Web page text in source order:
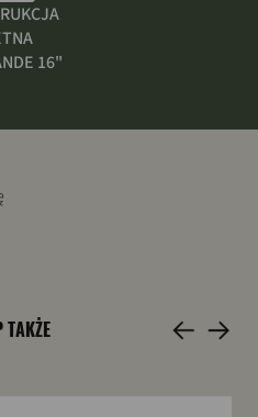
16"
TAKŻE